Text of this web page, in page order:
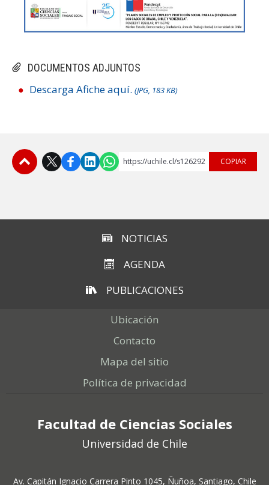
DOCUMENTOS ADJUNTOS
Descarga Afiche aquí. (JPG, 183 KB)
https://uchile.cl/s126292 COPIAR
NOTICIAS
AGENDA
PUBLICACIONES
Ubicación
Contacto
Mapa del sitio
Política de privacidad
Facultad de Ciencias Sociales
Universidad de Chile
Av. Capitán Ignacio Carrera Pinto 1045, Ñuñoa, Santiago, Chile